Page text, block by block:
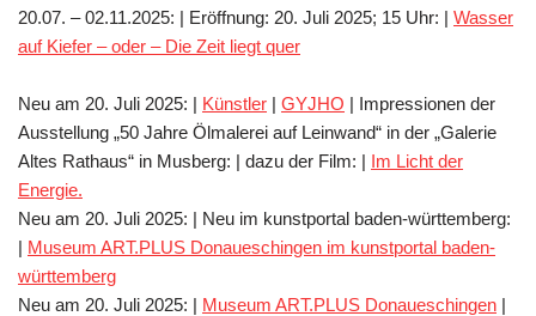
20.07. – 02.11.2025: | Eröffnung: 20. Juli 2025; 15 Uhr: | Wasser
auf Kiefer – oder – Die Zeit liegt quer
Neu am 20. Juli 2025: | Künstler | GYJHO | Impressionen der
Ausstellung „50 Jahre Ölmalerei auf Leinwand“ in der „Galerie
Altes Rathaus“ in Musberg: | dazu der Film: | Im Licht der
Energie.
Neu am 20. Juli 2025: | Neu im kunstportal baden-württemberg:
| Museum ART.PLUS Donaueschingen im kunstportal baden-
württemberg
Neu am 20. Juli 2025: | Museum ART.PLUS Donaueschingen |